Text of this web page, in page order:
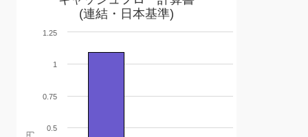
(連結・日本基準)
0.5
0.75
1
1.25